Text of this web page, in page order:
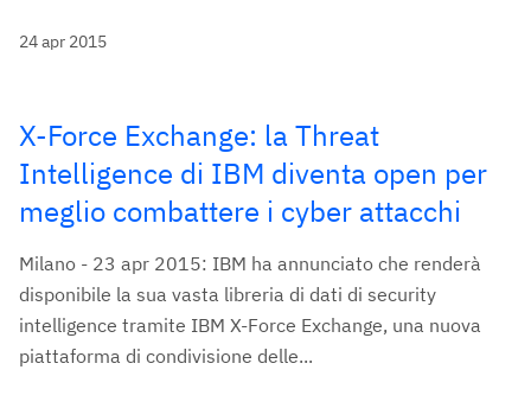
24 apr 2015
X-Force Exchange: la Threat
Intelligence di IBM diventa open per
meglio combattere i cyber attacchi
Milano - 23 apr 2015: IBM ha annunciato che renderà
disponibile la sua vasta libreria di dati di security
intelligence tramite IBM X-Force Exchange, una nuova
piattaforma di condivisione delle...